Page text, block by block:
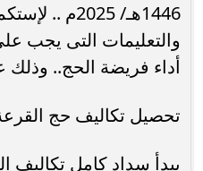
1446هـ/
والتعليمات التى يجب
أداء فريضة الحج.. وذلك
تحصيل تكاليف حج
يبدأ سداد كامل تكاليف